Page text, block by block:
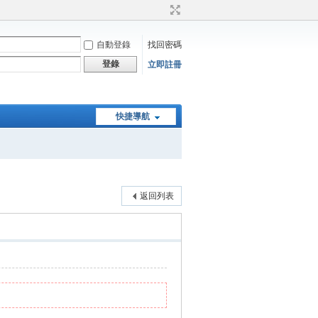
自動登錄
找回密碼
登錄 立即註冊
快捷導航
返回列表